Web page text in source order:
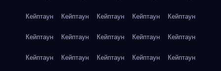
Кейптаун Кейптаун Кейптаун Кейптаун Кейптаун
Кейптаун Кейптаун Кейптаун Кейптаун Кейптаун
Кейптаун Кейптаун Кейптаун Кейптаун Кейптаун